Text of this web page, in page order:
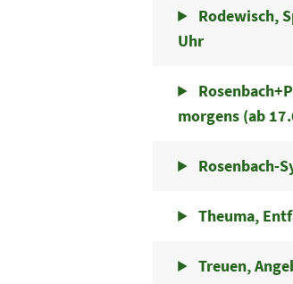
Rodewisch,
Uhr
morgens (ab
Rosenbach-
Theuma,
Treuen,